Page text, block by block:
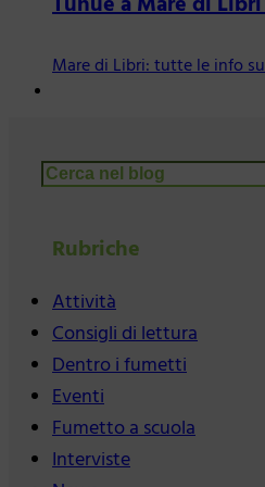
Mare di Libri: tutte le info
Cerca
Rubriche
Attività
Consigli di lettura
Dentro i fumetti
Eventi
Fumetto a scuola
Interviste